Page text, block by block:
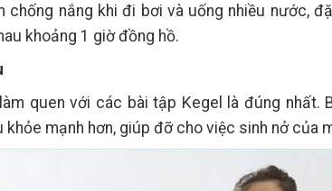
chống nắng khi đi bơi và uống nhiều nước,
khoảng 1 giờ đồng hồ.
quen với các bài tập Kegel là đúng nhất.
mạnh hơn, giúp đỡ cho việc sinh nở của